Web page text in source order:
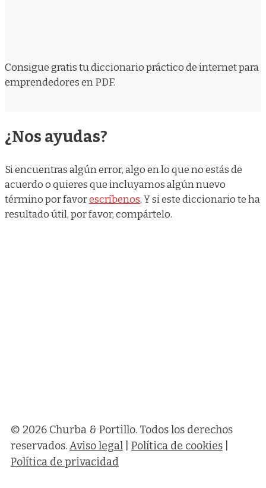
Consigue gratis tu diccionario práctico de internet para
emprendedores en PDF.
¿Nos ayudas?
Si encuentras algún error, algo en lo que no estás de
acuerdo o quieres que incluyamos algún nuevo
término por favorescríbenos. Y si este diccionario te ha
resultado útil, por favor, compártelo.
© 2026 Churba & Portillo. Todos los derechos
reservados.Aviso legal Política de cookies
Política de privacidad